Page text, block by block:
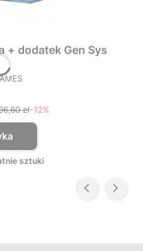
+ dodatek Gen Sys
zł-12%
sztuki